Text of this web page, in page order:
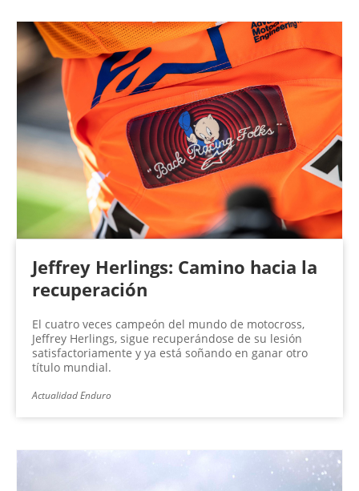
Jeffrey Herlings: Camino hacia la
recuperación
El cuatro veces campeón del mundo de motocross,
Jeffrey Herlings, sigue recuperándose de su lesión
satisfactoriamente y ya está soñando en ganar otro
título mundial.
Actualidad Enduro